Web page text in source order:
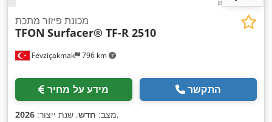
Fevziçakmak 796 km
מכונת פיזור מתכת
TFON Surfacer® TF-R 2510
מידע על מחיר התקשר
מצב: חדש, שנת ייצור: 2026 ,